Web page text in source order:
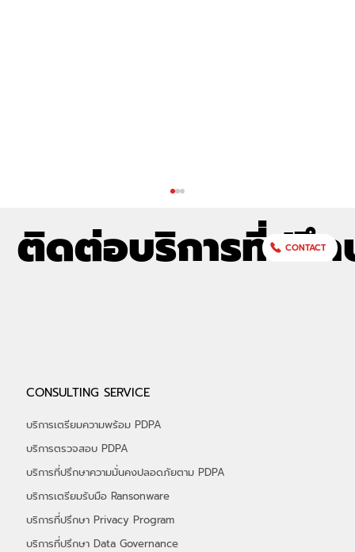
depa ในงาน THAIDEF-EX 2026 รับ
เกียรติ "รมว.พาณิชย์" เยี่ยมชมบูธ พร้อมรับ
ฟังสิทธิประโยชน์ จาก depa กว่า 50%
ติดต่อบริการที่ปรึก
CONTACT
CONSULTING SERVICE
บริการเตรียมความพร้อม PDPA
บริการตรวจสอบ PDPA
บริการที่ปรึกษาความมั่นคงปลอดภัยตาม PDPA
บริการเตรียมรับมือ Ransonware
บริการที่ปรึกษา Privacy Program
บริการที่ปรึกษา Data Governance